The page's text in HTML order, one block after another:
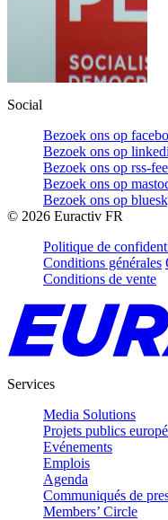
Social
Bezoek ons op
Bezoek ons op
Bezoek ons op rss-
Bezoek ons op
Bezoek ons op
© 2026 Euractiv FR
Politique de
Conditions générales
Conditions de vente
Services
Media Solutions
Projets publics
Evénements
Emplois
Agenda
Communiqués de
Members’ Circle